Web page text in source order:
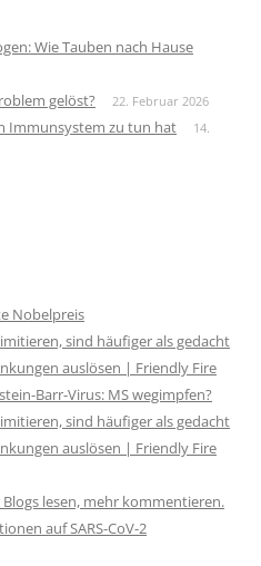
Wie Tauben nach Hause
gelöst? 22. Februar 2026
Immunsystem zu tun hat
14.
Nobelpreis
sind häufiger als gedacht
auslösen | Friendly Fire
Barr-Virus: MS wegimpfen?
sind häufiger als gedacht
auslösen | Friendly Fire
lesen, mehr kommentieren.
auf SARS-CoV-2